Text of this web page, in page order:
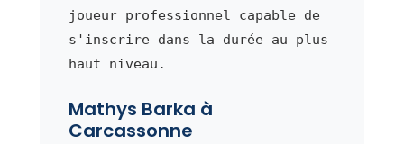
joueur professionnel capable de
s'inscrire dans la durée au plus
haut niveau.
Mathys Barka à
Carcassonne